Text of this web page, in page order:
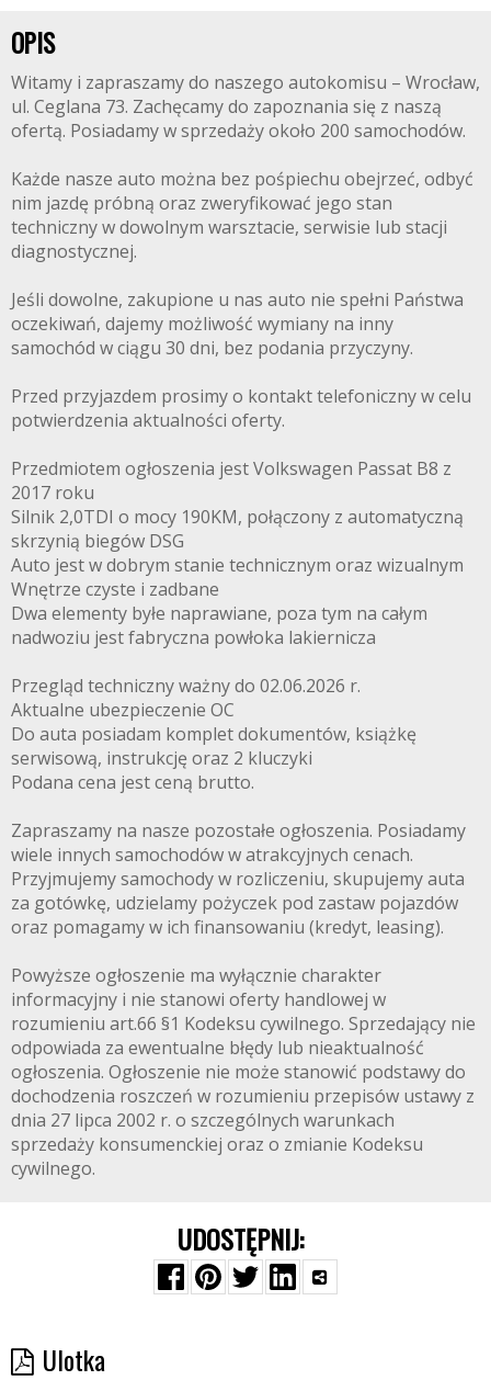
OPIS
Witamy i zapraszamy do naszego autokomisu – Wrocław,
ul. Ceglana 73. Zachęcamy do zapoznania się z naszą
ofertą. Posiadamy w sprzedaży około 200 samochodów.
Każde nasze auto można bez pośpiechu obejrzeć, odbyć
nim jazdę próbną oraz zweryfikować jego stan
techniczny w dowolnym warsztacie, serwisie lub stacji
diagnostycznej.
Jeśli dowolne, zakupione u nas auto nie spełni Państwa
oczekiwań, dajemy możliwość wymiany na inny
samochód w ciągu 30 dni, bez podania przyczyny.
Przed przyjazdem prosimy o kontakt telefoniczny w celu
potwierdzenia aktualności oferty.
Przedmiotem ogłoszenia jest Volkswagen Passat B8 z
2017 roku
Silnik 2,0TDI o mocy 190KM, połączony z automatyczną
skrzynią biegów DSG
Auto jest w dobrym stanie technicznym oraz wizualnym
Wnętrze czyste i zadbane
Dwa elementy byłe naprawiane, poza tym na całym
nadwoziu jest fabryczna powłoka lakiernicza
Przegląd techniczny ważny do 02.06.2026 r.
Aktualne ubezpieczenie OC
Do auta posiadam komplet dokumentów, książkę
serwisową, instrukcję oraz 2 kluczyki
Podana cena jest ceną brutto.
Zapraszamy na nasze pozostałe ogłoszenia. Posiadamy
wiele innych samochodów w atrakcyjnych cenach.
Przyjmujemy samochody w rozliczeniu, skupujemy auta
za gotówkę, udzielamy pożyczek pod zastaw pojazdów
oraz pomagamy w ich finansowaniu (kredyt, leasing).
Powyższe ogłoszenie ma wyłącznie charakter
informacyjny i nie stanowi oferty handlowej w
rozumieniu art.66 §1 Kodeksu cywilnego. Sprzedający nie
odpowiada za ewentualne błędy lub nieaktualność
ogłoszenia. Ogłoszenie nie może stanowić podstawy do
dochodzenia roszczeń w rozumieniu przepisów ustawy z
dnia 27 lipca 2002 r. o szczególnych warunkach
sprzedaży konsumenckiej oraz o zmianie Kodeksu
cywilnego.
UDOSTĘPNIJ:
Ulotka